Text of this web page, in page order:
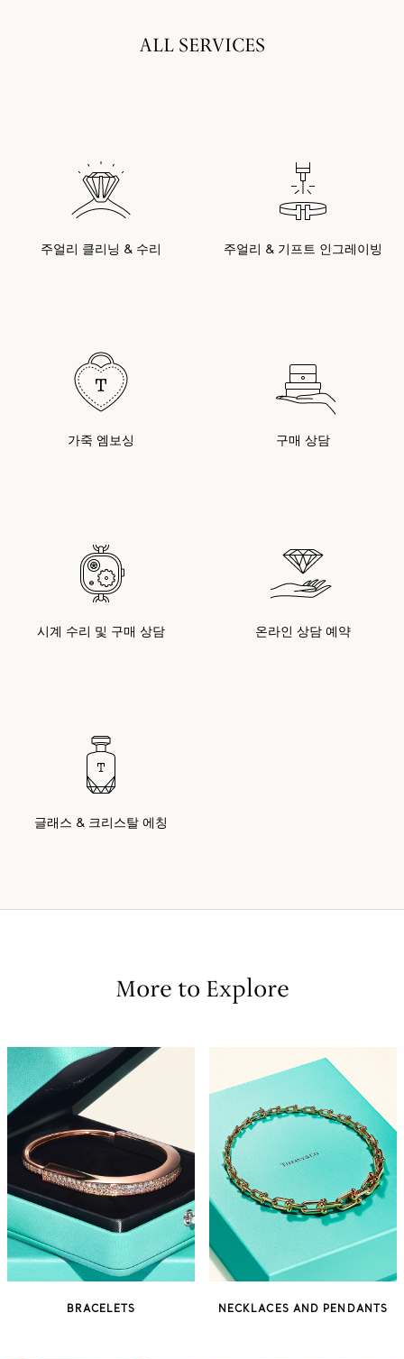
ALL SERVICES
주얼리 클리닝 & 수리 주얼리 & 기프트 인그레이빙
가죽 엠보싱 구매 상담
시계 수리 및 구매 상담 온라인 상담 예약
글래스 & 크리스탈 에칭
More to Explore
BRACELETS NECKLACES AND PENDANTS